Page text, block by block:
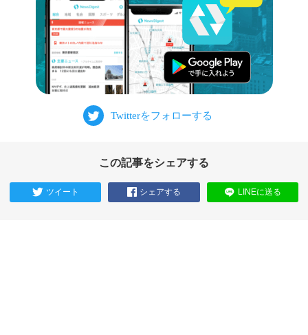
この記事をシェアする
ツイート シェアする LINEに送る